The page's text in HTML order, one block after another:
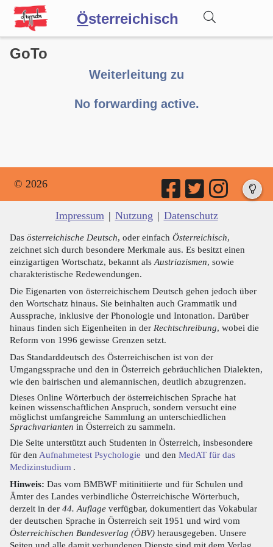
Österreichisch
Wörterbuch
GoTo
Weiterleitung zu
No forwarding active.
© 2026
Impressum | Nutzung | Datenschutz
Das österreichische Deutsch, oder einfach Österreichisch,
zeichnet sich durch besondere Merkmale aus. Es besitzt einen
einzigartigen Wortschatz, bekannt als Austriazismen, sowie
charakteristische Redewendungen.
Die Eigenarten von österreichischem Deutsch gehen jedoch über
den Wortschatz hinaus. Sie beinhalten auch Grammatik und
Aussprache, inklusive der Phonologie und Intonation. Darüber
hinaus finden sich Eigenheiten in der Rechtschreibung, wobei die
Reform von 1996 gewisse Grenzen setzt.
Das Standarddeutsch des Österreichischen ist von der
Umgangssprache und den in Österreich gebräuchlichen Dialekten,
wie den bairischen und alemannischen, deutlich abzugrenzen.
Dieses Online Wörterbuch der österreichischen Sprache hat
keinen wissenschaftlichen Anspruch, sondern versucht eine
möglichst umfangreiche Sammlung an unterschiedlichen
Sprachvarianten in Österreich zu sammeln.
Die Seite unterstützt auch Studenten in Österreich, insbesondere
für den Aufnahmetest Psychologie und den MedAT für das
Medizinstudium .
Hinweis: Das vom BMBWF mitinitiierte und für Schulen und
Ämter des Landes verbindliche Österreichische Wörterbuch,
derzeit in der 44. Auflage verfügbar, dokumentiert das Vokabular
der deutschen Sprache in Österreich seit 1951 und wird vom
Österreichischen Bundesverlag (ÖBV) herausgegeben. Unsere
Seiten und alle damit verbundenen Dienste sind mit dem Verlag